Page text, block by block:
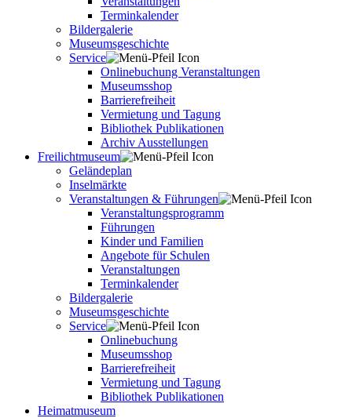
Terminkalender
Bildergalerie
Museumsgeschichte
Service
Onlinebuchung Veranstaltungen
Museumsshop
Barrierefreiheit
Vermietung und Tagung
Bibliothek Publikationen
Archiv Ausstellungen
Freilichtmuseum
Geländeplan
Inselmärkte
Veranstaltungen & Führungen
Veranstaltungsprogramm
Führungen
Kinder und Familien
Angebote für Schulen
Veranstaltungen
Terminkalender
Bildergalerie
Museumsgeschichte
Service
Onlinebuchung
Museumsshop
Barrierefreiheit
Vermietung und Tagung
Bibliothek Publikationen
Heimatmuseum